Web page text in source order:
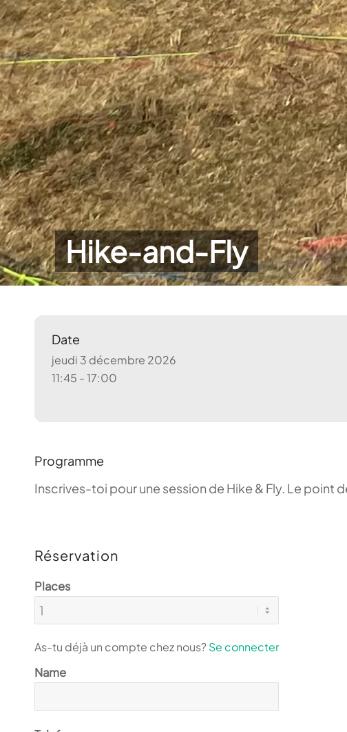
Hike-and-Fly
Date
jeudi 3 décembre 2026
11:45 - 17:00
Programme
Inscrives-toi pour une session de Hike & Fly. Le point
Réservation
Places
As-tu déjà un compte chez nous?Se connecter
Name